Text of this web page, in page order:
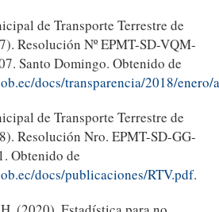
de Transporte Terrestre de
Resolución Nº EPMT-SD-VQM-
Santo Domingo. Obtenido de
docs/transparencia/2018/
de Transporte Terrestre de
Resolución Nro. EPMT-SD-GG-
Obtenido de
docs/publicaciones/RTV.pdf.